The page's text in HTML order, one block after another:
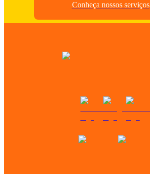
Conheça nossos serviços